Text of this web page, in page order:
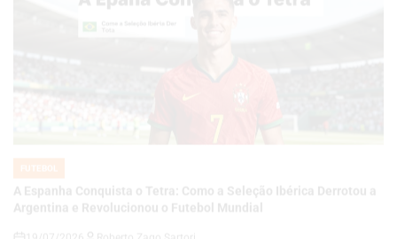
Argentina e Revolucionou o Futebol Mundial
on
19/07/2026